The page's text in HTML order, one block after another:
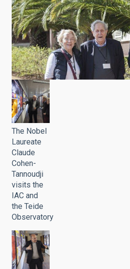
The Nobel
Laureate
Claude
Cohen-
Tannoudji
visits the
IAC and
the Teide
Observatory